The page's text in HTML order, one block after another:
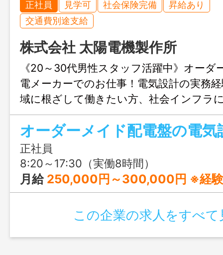
正社員 見学可 社会保険完備
昇給あり
交通費別途支給
株式会社 太陽電機製作所
《20～30代男性スタッフ活躍中》オーダ
電メーカーでのお仕事！電気設計の実務
域に根ざして働きたい方、社会インフラ
製作を通して地元に貢献したい方は必見
正社員
8:20～17:30（実働8時間）
月給 250,000円～300,000円 ※経験・スキルを
この企業の求人をすべて